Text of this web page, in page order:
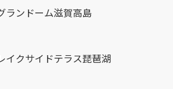
ランドーム滋賀高島
イクサイドテラス琵琶湖